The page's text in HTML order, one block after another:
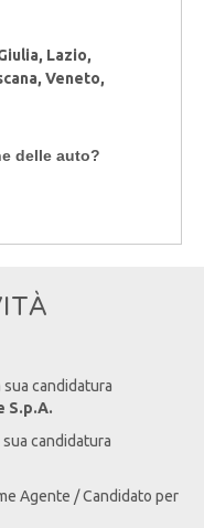
Lazio,
Veneto,
delle auto?
candidatura
S.p.A.
candidatura
Agente / Candidato per